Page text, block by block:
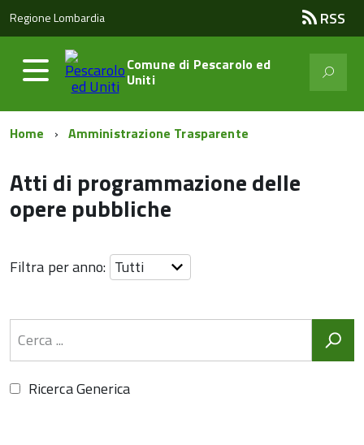
Regione Lombardia RSS
Comune di Pescarolo ed
Uniti
Home Amministrazione Trasparente
Atti di programmazione delle
opere pubbliche
Filtra per anno:
Ricerca Generica